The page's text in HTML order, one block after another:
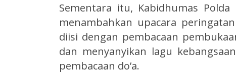
Sementara itu, Kabidhumas Polda
menambahkan upacara
diisi dengan pembacaan
dan menyanyikan lagu
pembacaan do’a.